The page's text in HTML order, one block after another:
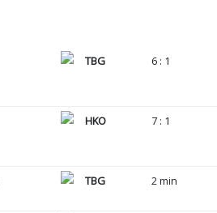
TBG 6 : 1
HKO 7 : 1
TBG 2 min